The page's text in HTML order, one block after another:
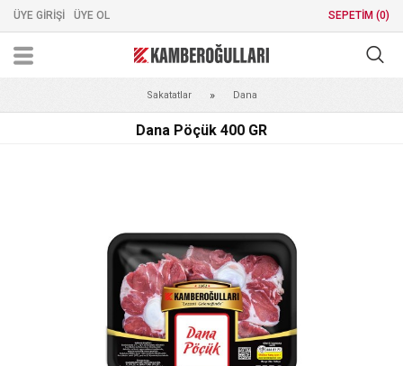
ÜYE GİRİŞİ ÜYE OL SEPETİM (0)
Sakatatlar Dana
Dana Pöçük 400 GR